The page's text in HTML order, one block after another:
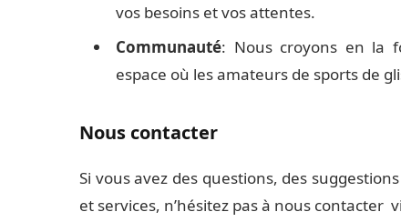
vos besoins et vos attentes.
Communauté: Nous croyons en la
espace où les amateurs de sports de
Nous contacter
Si vous avez des questions, des
et services, n’hésitez pas à nous contacter